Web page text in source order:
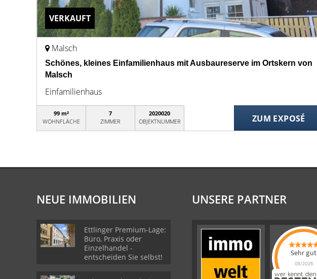
VERKAUFT
Malsch
Schönes, kleines Einfamilienhaus mit Ausbaureserve im Ortskern von
Malsch
Einfamilienhaus
99 m²
WOHNFLÄCHE
7
ZIMMER
2020020
OBJEKTNUMMER
ZUM EXPOSÉ
NEUE IMMOBILIEN
Ettlinger Premium-Lage:
Büro, Praxis oder
Einzelhandel -
entscheiden Sie selbst!
UNSERE PARTNER
Sehr gut
08/2026